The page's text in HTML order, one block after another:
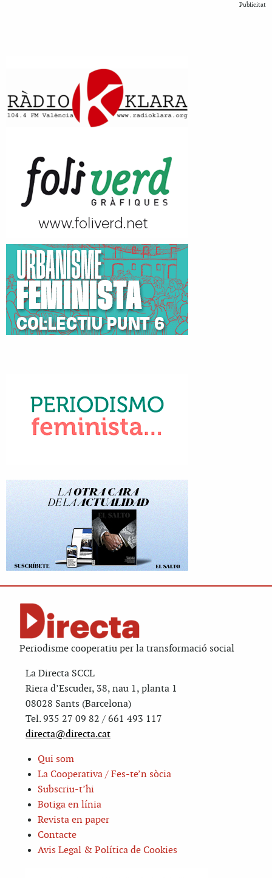
Publicitat
Periodisme cooperatiu per la transformació social
La Directa SCCL
Riera d’Escuder, 38, nau 1, planta 1
08028 Sants (Barcelona)
Tel. 935 27 09 82 / 661 493 117
directa@directa.cat
Qui som
La Cooperativa / Fes-te’n sòcia
Subscriu-t’hi
Botiga en línia
Revista en paper
Contacte
Avis Legal & Política de Cookies